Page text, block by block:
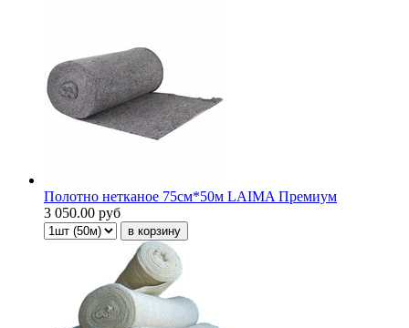
Полотно нетканое 75см*50м LAIMA Премиум
3 050.00 руб